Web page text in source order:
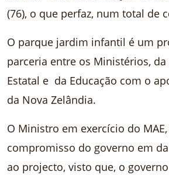
(76), o que perfaz, num total de
O parque jardim infantil é um
parceria entre os Ministérios,
Estatal e da Educação com o
da Nova Zelândia.
O Ministro em exercício do
compromisso do governo em
ao projecto, visto que, o